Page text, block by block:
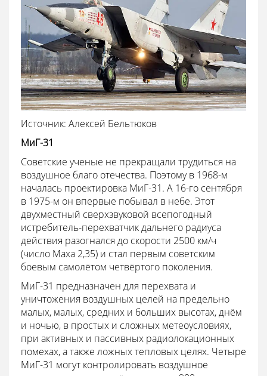
Источник: Алексей Бельтюков
МиГ-31
Советские ученые не прекращали трудиться на
воздушное благо отечества. Поэтому в 1968-м
началась проектировка МиГ-31. А 16-го сентября
в 1975-м он впервые побывал в небе. Этот
двухместный сверхзвуковой всепогодный
истребитель-перехватчик дальнего радиуса
действия разогнался до скорости 2500 км/ч
(число Маха 2,35) и стал первым советским
боевым самолётом четвёртого поколения.
МиГ-31 предназначен для перехвата и
уничтожения воздушных целей на предельно
малых, малых, средних и больших высотах, днём
и ночью, в простых и сложных метеоусловиях,
при активных и пассивных радиолокационных
помехах, а также ложных тепловых целях. Четыре
МиГ-31 могут контролировать воздушное